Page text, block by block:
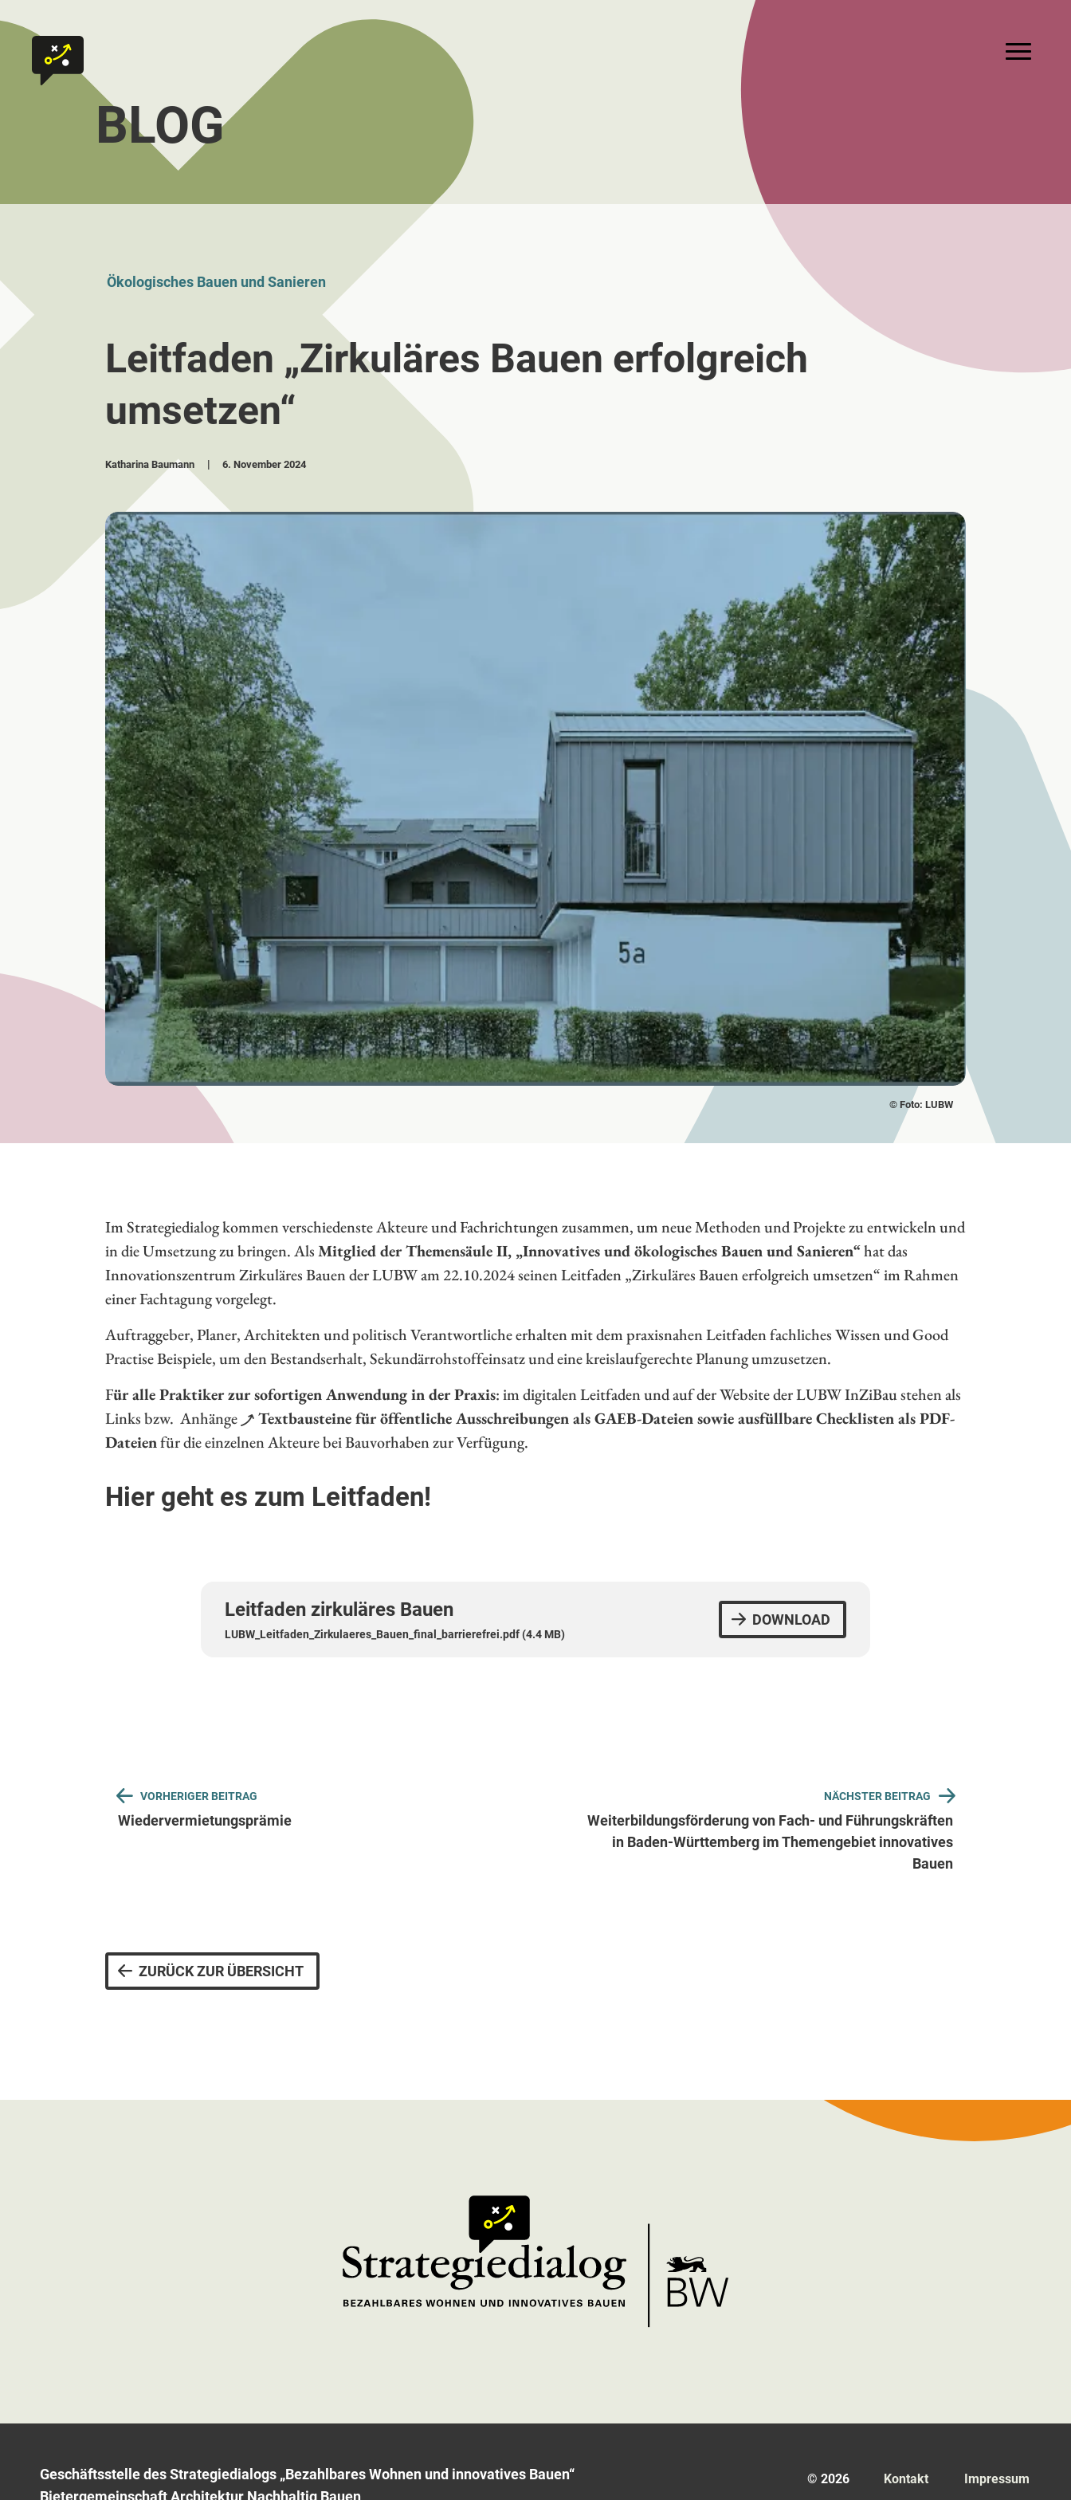
Zur Startseite
BLOG
Ökologisches Bauen und Sanieren
Leitfaden „Zirkuläres Bauen erfolgreich
umsetzen“
Katharina Baumann 6. November 2024
© Foto: LUBW
Im Strategiedialog kommen verschiedenste Akteure und Fachrichtungen zusammen, um neue Methoden und Projekte zu entwickeln und
in die Umsetzung zu bringen. AlsMitglied der Themensäule II, „Innovatives und ökologisches Bauen und Sanieren“hat das
Innovationszentrum Zirkuläres Bauen der LUBW am 22.10.2024 seinen Leitfaden „Zirkuläres Bauen erfolgreich umsetzen“ im Rahmen
einer Fachtagung vorgelegt.
Auftraggeber, Planer, Architekten und politisch Verantwortliche erhalten mit dem praxisnahen Leitfaden fachliches Wissen und Good
Practise Beispiele, um den Bestandserhalt, Sekundärrohstoffeinsatz und eine kreislaufgerechte Planung umzusetzen.
Für alle Praktiker zur sofortigen Anwendung in der Praxis: im digitalen Leitfaden und auf der Website der LUBW InZiBau stehen als
Links bzw. Anhänge
Textbausteine für öffentliche Ausschreibungen als GAEB-Dateien sowie ausfüllbare Checklisten als PDF-
Dateienfür die einzelnen Akteure bei Bauvorhaben zur Verfügung.
Hier geht es zum Leitfaden!
Leitfaden zirkuläres Bauen
LUBW_Leitfaden_Zirkulaeres_Bauen_final_barrierefrei.pdf (4.4 MB)
DOWNLOAD
Beitragsnavigation
VORHERIGER BEITRAG
Wiedervermietungsprämie
NÄCHSTER BEITRAG
Weiterbildungsförderung von Fach- und Führungskräften
in Baden-Württemberg im Themengebiet innovatives
Bauen
ZURÜCK ZUR ÜBERSICHT
Geschäftsstelle des Strategiedialogs „Bezahlbares Wohnen und innovatives Bauen“
Bietergemeinschaft Architektur Nachhaltig Bauen
© 2026 Kontakt Impressum